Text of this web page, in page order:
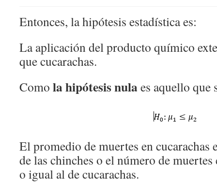
Entonces, la hipótesis estadística es:
La aplicación del producto químico
que cucarachas.
Como la hipótesis nulaes aquello que
El promedio de muertes en cucarachas
de las chinches o el número de
o igual al de cucarachas.